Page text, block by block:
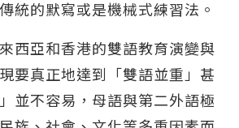
統的默寫或是機械式練習法。
西亞和香港的雙語教育演變與
要真正地達到「雙語並重」甚
並不容易，母語與第二外語極